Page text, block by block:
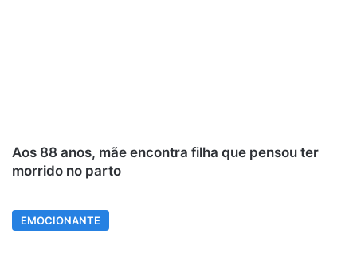
Aos 88 anos, mãe encontra filha que pensou ter
morrido no parto
EMOCIONANTE